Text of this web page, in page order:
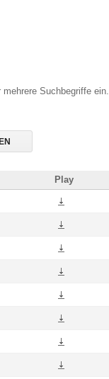
Suchbegriffe ein.
Play